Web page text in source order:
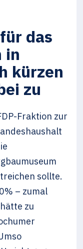
das
in
kürzen
zu
Fraktion zur
sollte.
– zumal
zu